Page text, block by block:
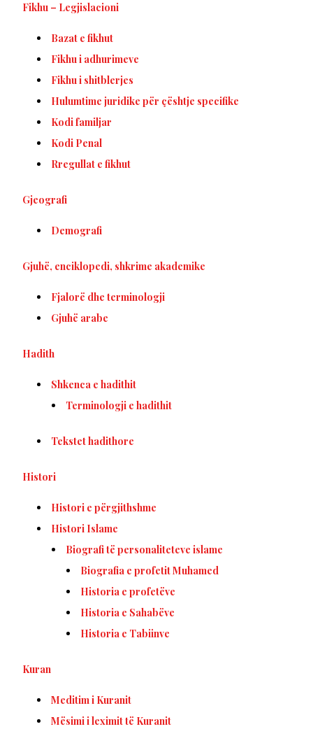
Fikhu – Legjislacioni
Bazat e fikhut
Fikhu i adhurimeve
Fikhu i shitblerjes
Hulumtime juridike për çështje specifike
Kodi familjar
Kodi Penal
Rregullat e fikhut
Gjeografi
Demografi
Gjuhë, enciklopedi, shkrime akademike
Fjalorë dhe terminologji
Gjuhë arabe
Hadith
Shkenca e hadithit
Terminologji e hadithit
Tekstet hadithore
Histori
Histori e përgjithshme
Histori Islame
Biografi të personaliteteve islame
Biografia e profetit Muhamed
Historia e profetëve
Historia e Sahabëve
Historia e Tabiinve
Kuran
Meditim i Kuranit
Mësimi i leximit të Kuranit